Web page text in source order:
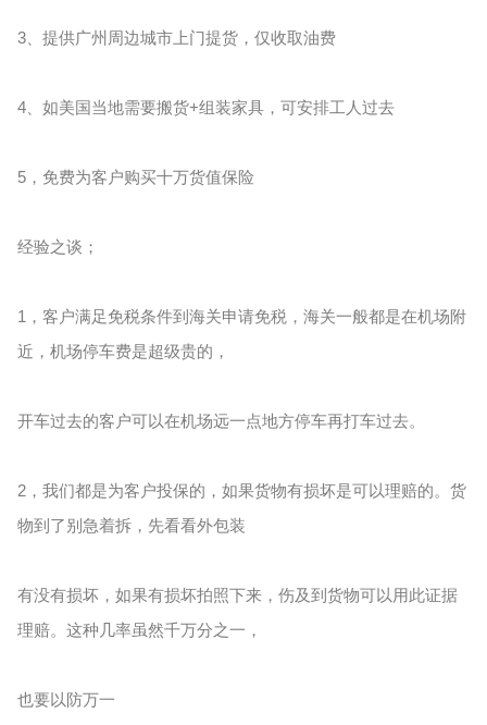
3、提供广州周边城市上门提货，仅收取油费
4、如美国当地需要搬货+组装家具，可安排工人过去
5，免费为客户购买十万货值保险
经验之谈；
1，客户满足免税条件到海关申请免税，海关一般都是在机场附
近，机场停车费是超级贵的，
开车过去的客户可以在机场远一点地方停车再打车过去。
2，我们都是为客户投保的，如果货物有损坏是可以理赔的。货
物到了别急着拆，先看看外包装
有没有损坏，如果有损坏拍照下来，伤及到货物可以用此证据
理赔。这种几率虽然千万分之一，
也要以防万一